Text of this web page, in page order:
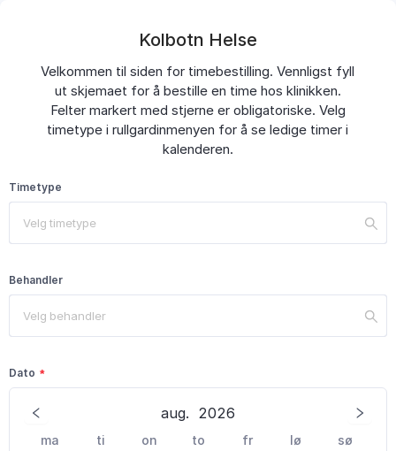
Kolbotn Helse
Velkommen til siden for timebestilling. Vennligst fyll
ut skjemaet for å bestille en time hos klinikken.
Felter markert med stjerne er obligatoriske. Velg
timetype i rullgardinmenyen for å se ledige timer i
kalenderen.
Timetype
Velg timetype
Behandler
Velg behandler
Dato
aug. 2026
ma ti on to fr lø sø